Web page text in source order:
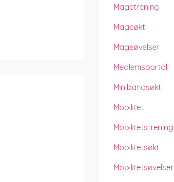
Magetrening
Mageøkt
Mageøvelser
Medlemsportal
Minibandsøkt
Mobilitet
Mobilitetstrening
Mobilitetsøkt
Mobilitetsøvelser